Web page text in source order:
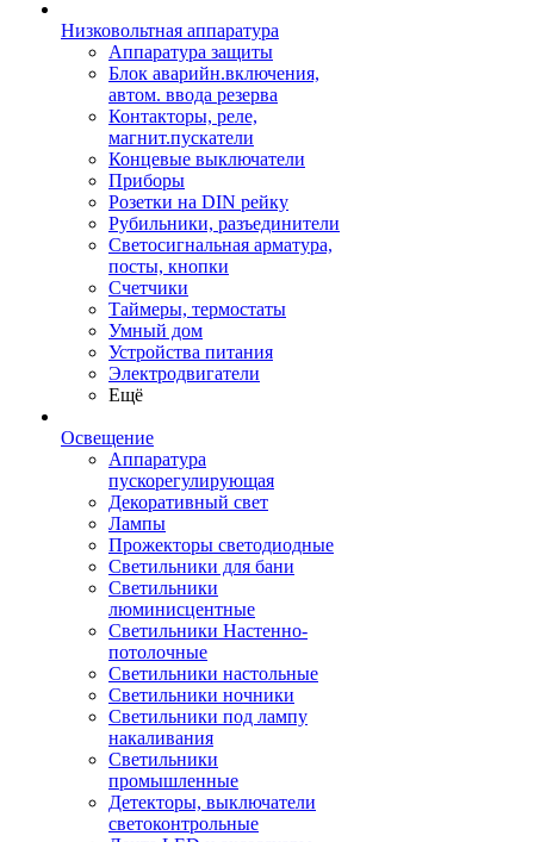
Низковольтная аппаратура
Аппаратура защиты
Блок аварийн.включения,
автом. ввода резерва
Контакторы, реле,
магнит.пускатели
Концевые выключатели
Приборы
Розетки на DIN рейку
Рубильники, разъединители
Светосигнальная арматура,
посты, кнопки
Счетчики
Таймеры, термостаты
Умный дом
Устройства питания
Электродвигатели
Ещё
Освещение
Аппаратура
пускорегулирующая
Декоративный свет
Лампы
Прожекторы светодиодные
Светильники для бани
Светильники
люминисцентные
Светильники Настенно-
потолочные
Светильники настольные
Светильники ночники
Светильники под лампу
накаливания
Светильники
промышленные
Детекторы, выключатели
светоконтрольные